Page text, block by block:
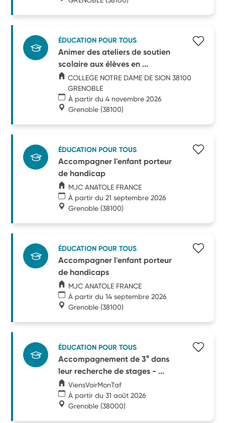
ÉDUCATION POUR TOUS
Animer des ateliers de soutien
scolaire aux élèves en ...
COLLEGE NOTRE DAME DE SION 38100
GRENOBLE
À partir du 4 novembre 2026
Grenoble (38100)
ÉDUCATION POUR TOUS
Accompagner l'enfant porteur
de handicap
MJC ANATOLE FRANCE
À partir du 21 septembre 2026
Grenoble (38100)
ÉDUCATION POUR TOUS
Accompagner l'enfant porteur
de handicaps
MJC ANATOLE FRANCE
À partir du 14 septembre 2026
Grenoble (38100)
ÉDUCATION POUR TOUS
Accompagnement de 3° dans
leur recherche de stages - ...
ViensVoirMonTaf
À partir du 31 août 2026
Grenoble (38000)